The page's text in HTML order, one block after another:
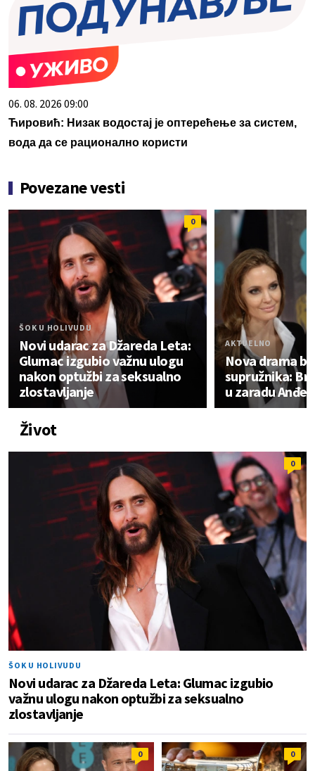
06. 08. 2026 09:00
Ћировић: Низак водостај је оптерећење за систем,
вода да се рационално користи
Povezane vesti
0
ŠOK U HOLIVUDU
Novi udarac za Džareda Leta:
Glumac izgubio važnu ulogu
nakon optužbi za seksualno
zlostavljanje
AKTUELNO
Nova drama
supružnika:
u zaradu
Život
0
ŠOK U HOLIVUDU
Novi udarac za Džareda Leta: Glumac izgubio
važnu ulogu nakon optužbi za seksualno
zlostavljanje
0 0